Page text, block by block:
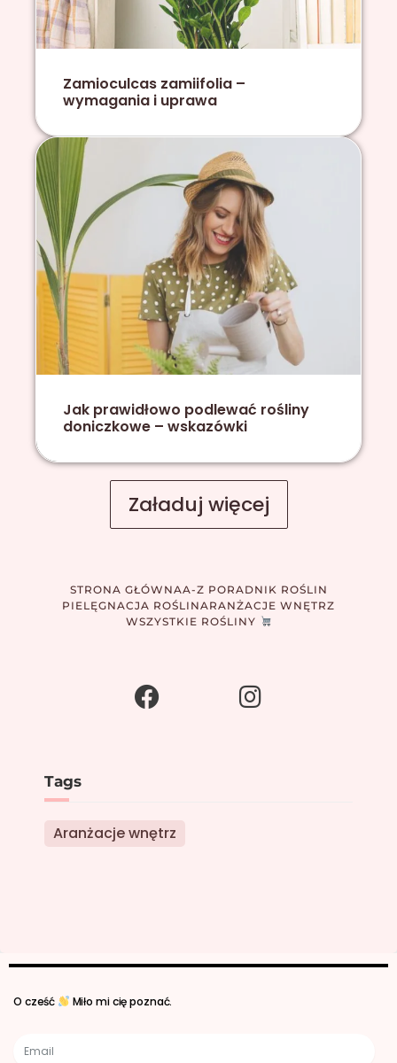
Zamioculcas zamiifolia –
wymagania i uprawa
Jak prawidłowo podlewać rośliny
doniczkowe – wskazówki
Załaduj więcej
STRONA GŁÓWNAA-Z PORADNIK ROŚLIN
PIELĘGNACJA ROŚLINARANŻACJE WNĘTRZ
WSZYSTKIE ROŚLINY
Tags
Aranżacje wnętrz
O cześć Miło mi cię poznać.